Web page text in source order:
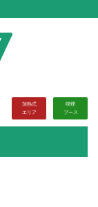
加熱式
エリア
喫煙
ブース